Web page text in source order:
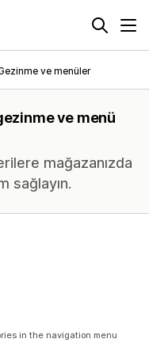
ve menüler
ve menü
mağazanızda
sağlayın.
in the navigation menu